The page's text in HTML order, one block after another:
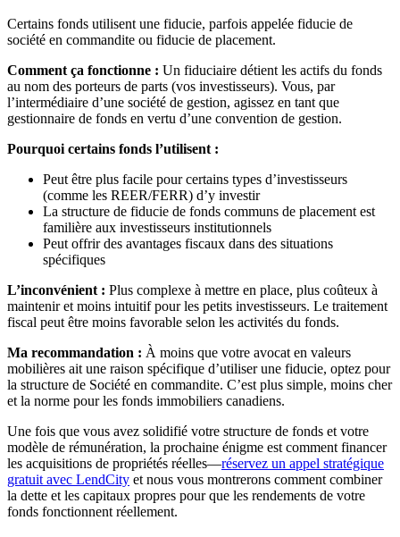
Certains fonds utilisent une fiducie, parfois appelée fiducie de
société en commandite ou fiducie de placement.
Comment ça fonctionne : Un fiduciaire détient les actifs du fonds
au nom des porteurs de parts (vos investisseurs). Vous, par
l’intermédiaire d’une société de gestion, agissez en tant que
gestionnaire de fonds en vertu d’une convention de gestion.
Pourquoi certains fonds l’utilisent :
Peut être plus facile pour certains types d’investisseurs
(comme les REER/FERR) d’y investir
La structure de fiducie de fonds communs de placement est
familière aux investisseurs institutionnels
Peut offrir des avantages fiscaux dans des situations
spécifiques
L’inconvénient : Plus complexe à mettre en place, plus coûteux à
maintenir et moins intuitif pour les petits investisseurs. Le traitement
fiscal peut être moins favorable selon les activités du fonds.
Ma recommandation : À moins que votre avocat en valeurs
mobilières ait une raison spécifique d’utiliser une fiducie, optez pour
la structure de Société en commandite. C’est plus simple, moins cher
et la norme pour les fonds immobiliers canadiens.
Une fois que vous avez solidifié votre structure de fonds et votre
modèle de rémunération, la prochaine énigme est comment financer
les acquisitions de propriétés réelles—réservez un appel stratégique
gratuit avec LendCity et nous vous montrerons comment combiner
la dette et les capitaux propres pour que les rendements de votre
fonds fonctionnent réellement.